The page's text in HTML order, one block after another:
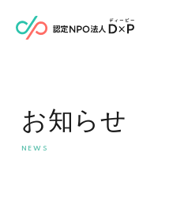
お知らせ